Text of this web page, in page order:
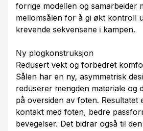
forrige modellen og samarbeider
mellomsålen for å gi økt kontroll
krevende sekvensene i kampen.
Ny plogkonstruksjon
Redusert vekt og forbedret
Sålen har en ny, asymmetrisk
reduserer mengden materiale og
på oversiden av foten. Resultatet
kontakt med foten, bedre
bevegelser. Det bidrar også til